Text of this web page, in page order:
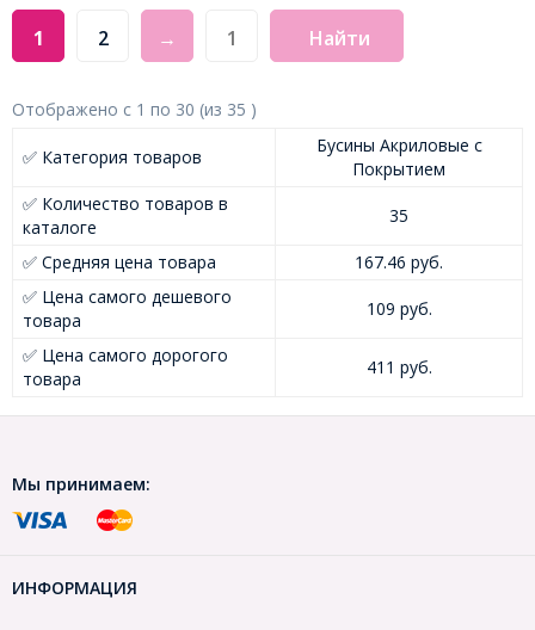
1 2 → Найти
Отображено с 1 по 30 (из 35 )
✅ Категория товаров
Бусины Акриловые с
Покрытием
✅ Количество товаров в
каталоге
35
✅ Средняя цена товара
167.46 руб.
✅ Цена самого дешевого
товара
109 руб.
✅ Цена самого дорогого
товара
411 руб.
Мы принимаем:
ИНФОРМАЦИЯ